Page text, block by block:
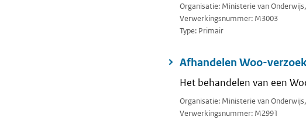
Organisatie: Ministerie van
Verwerkingsnummer: M3003
Type: Primair
Afhandelen Woo-
Het behandelen van een
Organisatie: Ministerie van
Verwerkingsnummer: M2991